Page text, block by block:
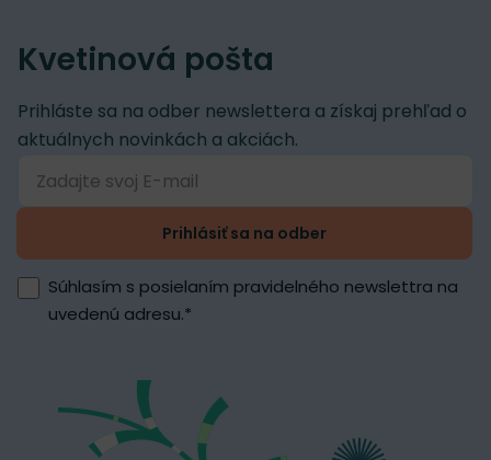
Kvetinová pošta
Prihláste sa na odber newslettera a získaj prehľad o
aktuálnych novinkách a akciách.
Prihlásiť sa na odber
Súhlasím s posielaním pravidelného newslettra na
uvedenú adresu.*